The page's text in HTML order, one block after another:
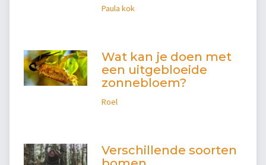
Paula kok
Wat kan je doen met
een uitgebloeide
zonnebloem?
Roel
Verschillende soorten